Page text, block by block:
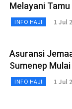
Melayani
INFO HAJI 1 Jul
Asuransi
Sumenep
INFO HAJI 1 Jul